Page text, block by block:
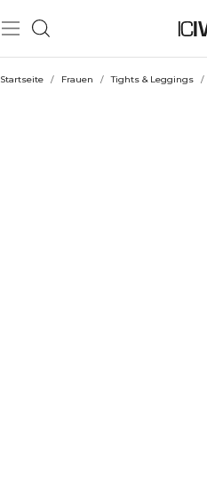
Startseite / Frauen / Tights & Leggings /